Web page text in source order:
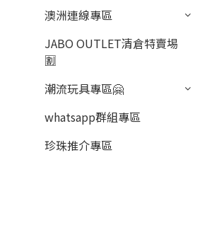
澳洲連線專區
JABO OUTLET清倉特賣埸
🈹
潮流玩具專區🤗
whatsapp群組專區
珍珠推介專區